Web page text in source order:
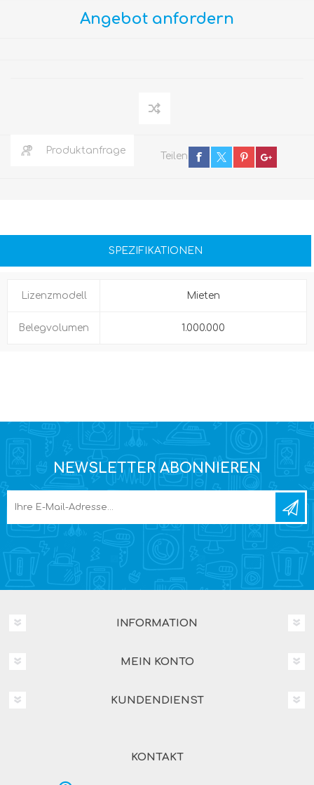
Angebot anfordern
Produktanfrage
Teilen
SPEZIFIKATIONEN
Lizenzmodell Mieten
Belegvolumen 1.000.000
NEWSLETTER ABONNIEREN
INFORMATION
MEIN KONTO
KUNDENDIENST
KONTAKT